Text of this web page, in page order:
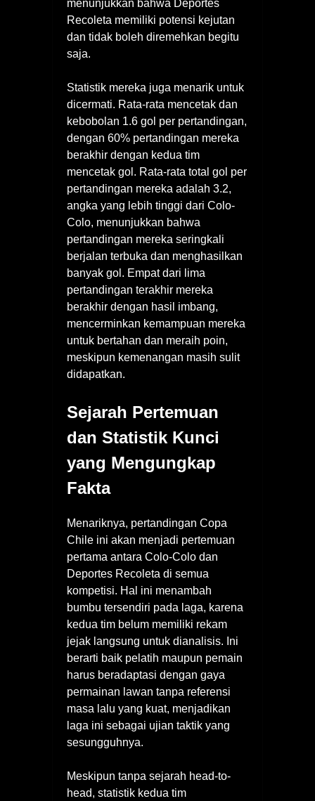
menunjukkan bahwa Deportes
Recoleta memiliki potensi kejutan
dan tidak boleh diremehkan begitu
saja.
Statistik mereka juga menarik untuk
dicermati. Rata-rata mencetak dan
kebobolan 1.6 gol per pertandingan,
dengan 60% pertandingan mereka
berakhir dengan kedua tim
mencetak gol. Rata-rata total gol per
pertandingan mereka adalah 3.2,
angka yang lebih tinggi dari Colo-
Colo, menunjukkan bahwa
pertandingan mereka seringkali
berjalan terbuka dan menghasilkan
banyak gol. Empat dari lima
pertandingan terakhir mereka
berakhir dengan hasil imbang,
mencerminkan kemampuan mereka
untuk bertahan dan meraih poin,
meskipun kemenangan masih sulit
didapatkan.
Sejarah Pertemuan
dan Statistik Kunci
yang Mengungkap
Fakta
Menariknya, pertandingan Copa
Chile ini akan menjadi pertemuan
pertama antara Colo-Colo dan
Deportes Recoleta di semua
kompetisi. Hal ini menambah
bumbu tersendiri pada laga, karena
kedua tim belum memiliki rekam
jejak langsung untuk dianalisis. Ini
berarti baik pelatih maupun pemain
harus beradaptasi dengan gaya
permainan lawan tanpa referensi
masa lalu yang kuat, menjadikan
laga ini sebagai ujian taktik yang
sesungguhnya.
Meskipun tanpa sejarah head-to-
head, statistik kedua tim